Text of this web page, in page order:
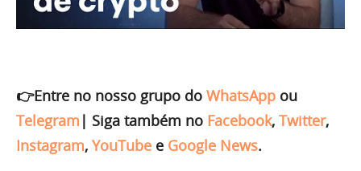
👉Entre no nosso grupo do WhatsApp ou
Telegram | Siga também no Facebook, Twitter,
Instagram, YouTube e Google News.